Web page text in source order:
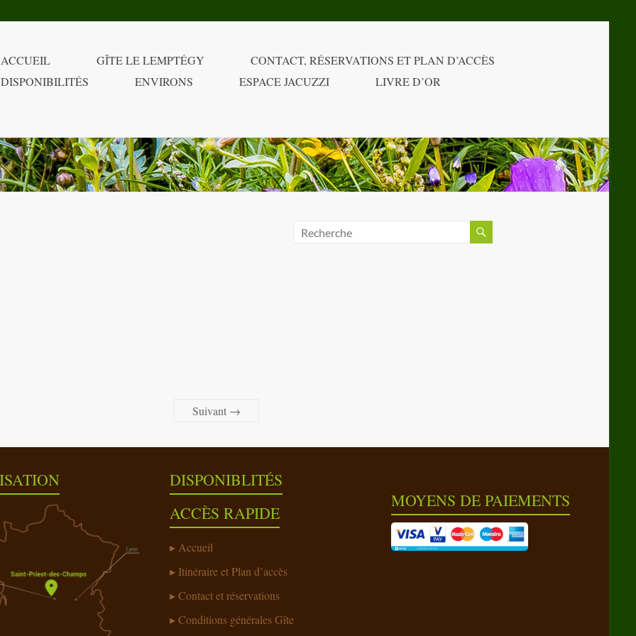
ACCUEIL GÎTE LE LEMPTÉGY
CONTACT, RÉSERVATIONS ET PLAN D’ACCÈS
DISPONIBILITÉS
ENVIRONS ESPACE JACUZZI LIVRE D’OR
Suivant →
DISPONIBLITÉS
ACCÈS RAPIDE
Accueil
Itinéraire et Plan d’accès
Contact et réservations
Conditions générales Gîte
MOYENS DE PAIEMENTS